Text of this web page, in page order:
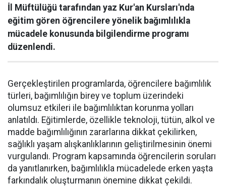
İl Müftülüğü tarafından yaz Kur'an Kursları'nda
eğitim gören öğrencilere yönelik bağımlılıkla
mücadele konusunda bilgilendirme programı
düzenlendi.
Gerçekleştirilen programlarda, öğrencilere bağımlılık
türleri, bağımlılığın birey ve toplum üzerindeki
olumsuz etkileri ile bağımlılıktan korunma yolları
anlatıldı. Eğitimlerde, özellikle teknoloji, tütün, alkol ve
madde bağımlılığının zararlarına dikkat çekilirken,
sağlıklı yaşam alışkanlıklarının geliştirilmesinin önemi
vurgulandı. Program kapsamında öğrencilerin soruları
da yanıtlanırken, bağımlılıkla mücadelede erken yaşta
farkındalık oluşturmanın önemine dikkat çekildi.